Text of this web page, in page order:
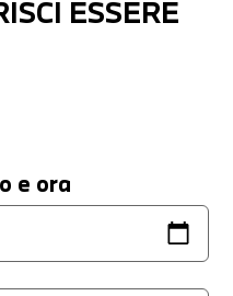
ESSERE
e ora